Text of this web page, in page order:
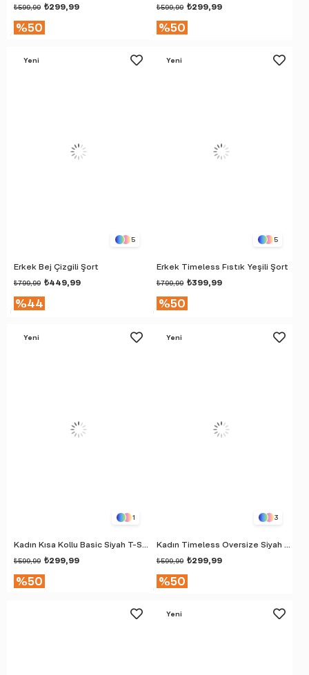
₺299,99
₺599,99
%50
₺299,99
₺599,99
%50
5
Erkek Bej Çizgili Şort
₺449,99
₺799,99
%44
Yeni
5
Erkek Timeless Fıstık Yeşili Şort
₺399,99
₺799,99
%50
Yeni
1
₺299,99
₺599,99
%50
Yeni
3
₺299,99
₺599,99
%50
Yeni
Yeni